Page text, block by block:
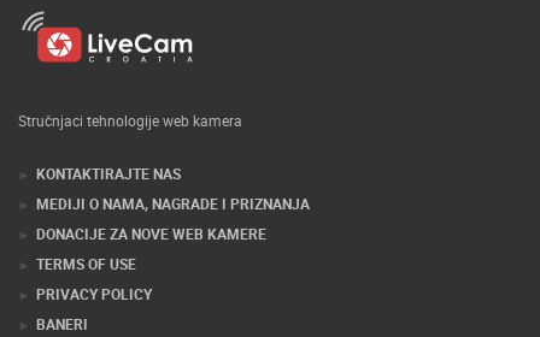
Stručnjaci tehnologije web kamera
KONTAKTIRAJTE NAS
MEDIJI O NAMA, NAGRADE I PRIZNANJA
DONACIJE ZA NOVE WEB KAMERE
TERMS OF USE
PRIVACY POLICY
BANERI